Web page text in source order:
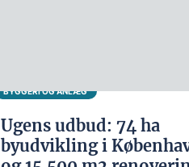
BYGGERI OG ANLÆG
Ugens udbud: 74 ha
byudvikling i